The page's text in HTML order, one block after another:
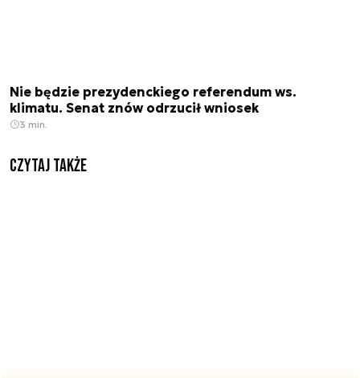
Nie będzie prezydenckiego referendum ws.
klimatu. Senat znów odrzucił wniosek
3 min.
Czytaj także